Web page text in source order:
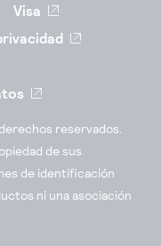
Visa
reservados.
de sus
de identificación
ni una asociación